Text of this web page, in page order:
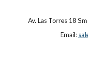
Av. Las Torres 18
Email: